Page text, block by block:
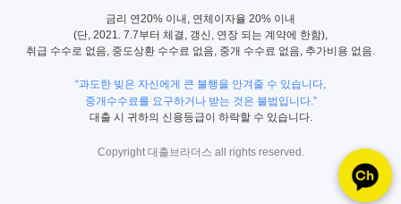
금리 연20% 이내, 연체이자율 20% 이내
(단, 2021. 7.7부터 체결, 갱신, 연장 되는 계약에 한함),
취급 수수로 없음, 중도상환 수수료 없음, 중개 수수료 없음, 추가비용 없음.
“과도한 빚은 자신에게 큰 불행을 안겨줄 수 있습니다,
중개수수료를 요구하거나 받는 것은 불법입니다.”
대출 시 귀하의 신용등급이 하락할 수 있습니다.
Copyright 대출브라더스 all rights reserved.